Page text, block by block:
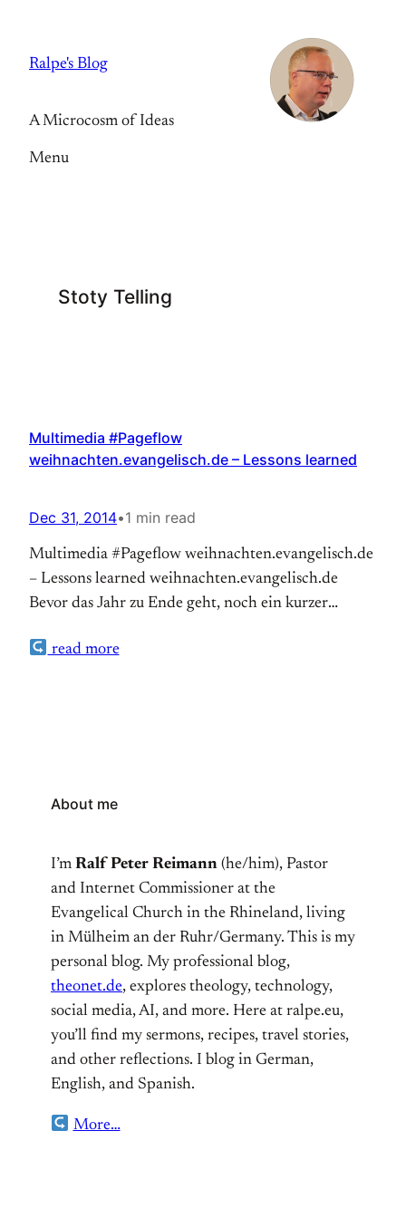
content
Ralpe's Blog
A Microcosm of Ideas
Menu
Stoty Telling
Multimedia #Pageflow
weihnachten.evangelisch.de – Lessons learned
Dec 31, 2014•1 min read
Multimedia #Pageflow weihnachten.evangelisch.de
– Lessons learned weihnachten.evangelisch.de
Bevor das Jahr zu Ende geht, noch ein kurzer
weihnachten.evangelisch.de. Multimedial
SPEZIALausgezeichnet.…
read more
About me
I’m Ralf Peter Reimann (he/him), Pastor
and Internet Commissioner at the
Evangelical Church in the Rhineland, living
in Mülheim an der Ruhr/Germany. This is my
personal blog. My professional blog,
theonet.de, explores theology, technology,
social media, AI, and more. Here at ralpe.eu,
you’ll find my sermons, recipes, travel stories,
and other reflections. I blog in German,
English, and Spanish.
More…